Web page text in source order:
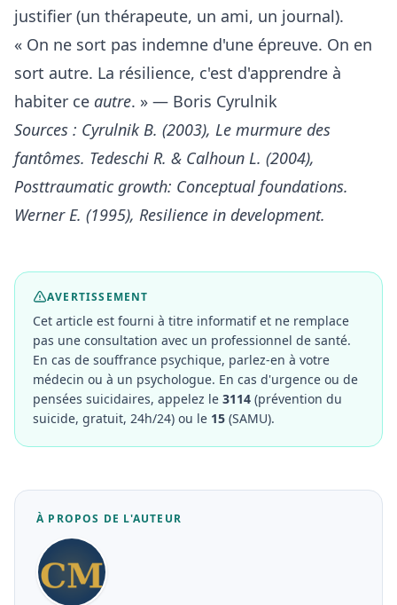
justifier (un thérapeute, un ami, un journal).
« On ne sort pas indemne d'une épreuve. On en
sort autre. La résilience, c'est d'apprendre à
habiter ce autre. » — Boris Cyrulnik
Sources : Cyrulnik B. (2003), Le murmure des
fantômes. Tedeschi R. & Calhoun L. (2004),
Posttraumatic growth: Conceptual foundations.
Werner E. (1995), Resilience in development.
AVERTISSEMENT
Cet article est fourni à titre informatif et ne remplace
pas une consultation avec un professionnel de santé.
En cas de souffrance psychique, parlez-en à votre
médecin ou à un psychologue. En cas d'urgence ou de
pensées suicidaires, appelez le 3114 (prévention du
suicide, gratuit, 24h/24) ou le 15 (SAMU).
À PROPOS DE L'AUTEUR